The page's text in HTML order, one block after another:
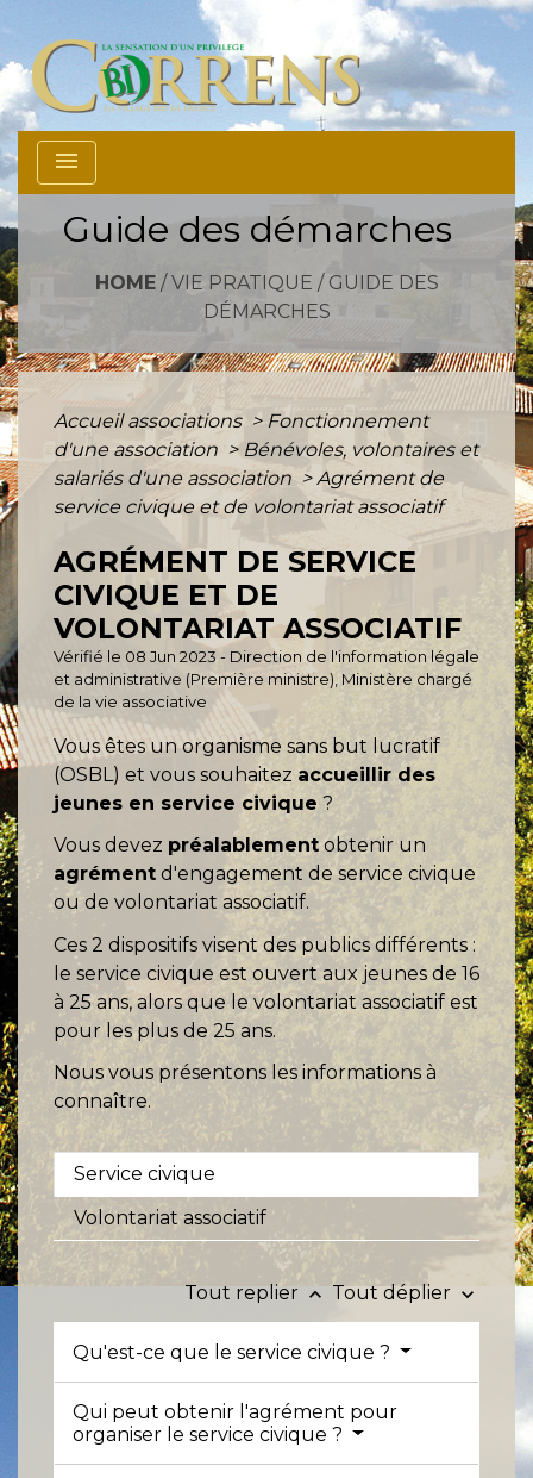
menu
Guide des démarches
HOME/ VIE PRATIQUE / GUIDE DES
DÉMARCHES
Accueil associations > Fonctionnement
d'une association > Bénévoles, volontaires et
salariés d'une association > Agrément de
service civique et de volontariat associatif
AGRÉMENT DE SERVICE
CIVIQUE ET DE
VOLONTARIAT ASSOCIATIF
Vérifié le 08 Jun 2023 - Direction de l'information légale
et administrative (Première ministre), Ministère chargé
de la vie associative
Vous êtes un organisme sans but lucratif
(OSBL) et vous souhaitez accueillir des
jeunes en service civique ?
Vous devez préalablement obtenir un
agrément d'engagement de service civique
ou de volontariat associatif.
Ces 2 dispositifs visent des publics différents :
le service civique est ouvert aux jeunes de 16
à 25 ans, alors que le volontariat associatif est
pour les plus de 25 ans.
Nous vous présentons les informations à
connaître.
Service civique
Volontariat associatif
Tout replier keyboard_arrow_up Tout déplier keyboard_arrow_down
Qu'est-ce que le service civique ?
Qui peut obtenir l'agrément pour
organiser le service civique ?